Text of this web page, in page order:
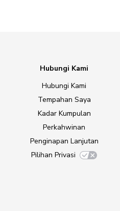
Hubungi Kami
Hubungi Kami
Tempahan Saya
Kadar Kumpulan
Perkahwinan
Penginapan Lanjutan
Pilihan Privasi